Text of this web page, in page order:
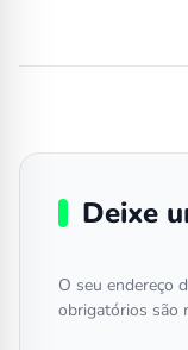
Deixe
O seu endereço
obrigatórios são